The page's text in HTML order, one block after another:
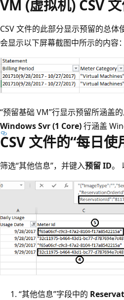
VM (虚拟机) CSV
CSV 文件的此部分显示预留的总体
会显示以下屏幕截图中所示的内容：
“预留基础 VM”行显示预留所涵盖
Windows Svr (1 Core)行涵盖
CSV 文件的“每日使
筛选“其他信息”，并键入预留 ID。
“其他信息”字段中的